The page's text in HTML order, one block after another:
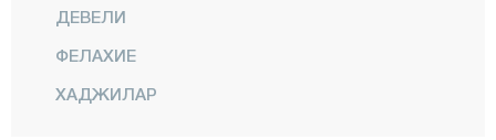
ДЕВЕЛИ
ФЕЛАХИЕ
ХАДЖИЛАР